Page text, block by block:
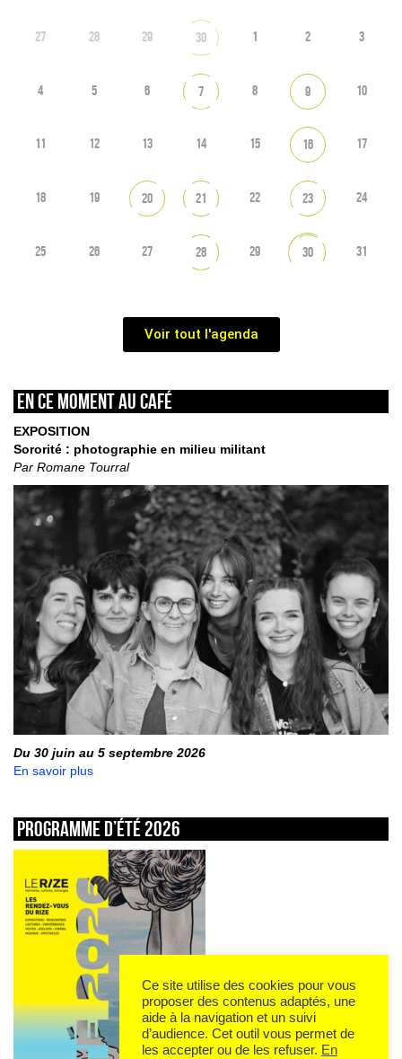
27 28 29 30 1 2 3
4 5 6 7 8 9 10
11 12 13 14 15 16 17
18 19 20 21 22 23 24
25 26 27 28 29 30 31
Voir tout l'agenda
En ce moment au café
EXPOSITION
Sororité : photographie en milieu militant
Par Romane Tourral
Du 30 juin au 5 septembre 2026
En savoir plus
Programme d’été 2026
Ce site utilise des cookies pour vous
proposer des contenus adaptés, une
aide à la navigation et un suivi
d’audience. Cet outil vous permet de
les accepter ou de les refuser. En